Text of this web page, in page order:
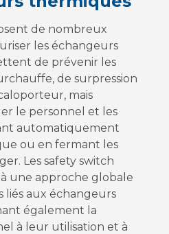
de nombreux
les échangeurs
de prévenir les
de surpression
mais
le personnel et les
automatiquement
ou en fermant les
Les safety switch
une approche globale
liés aux échangeurs
également la
à leur utilisation et à